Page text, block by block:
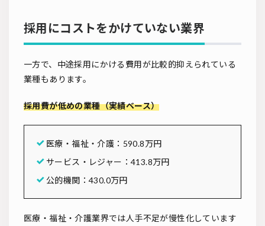
採用にコストをかけていない業界
一方で、中途採用にかける費用が比較的抑えられている
業種もあります。
採用費が低めの業種（実績ベース）
医療・福祉・介護：590.8万円
サービス・レジャー：413.8万円
公的機関：430.0万円
医療・福祉・介護業界では人手不足が慢性化しています